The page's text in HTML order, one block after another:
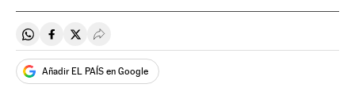
Compartir en Whatsapp
Compartir en Facebook
Compartir en Twitter
Desplegar Redes Sociales
Añadir EL PAÍS en Google